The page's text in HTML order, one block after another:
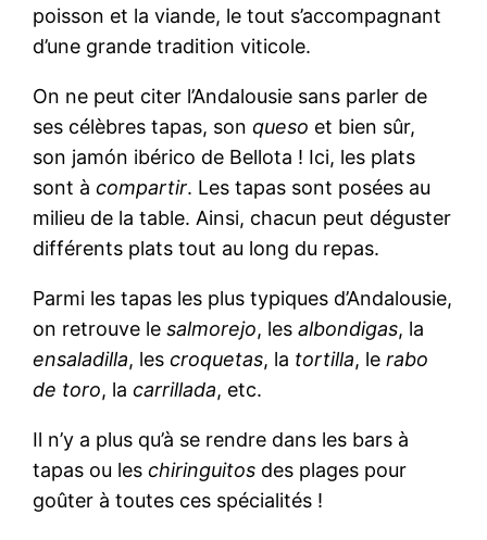
poisson et la viande, le tout s’accompagnant
d’une grande tradition viticole.
On ne peut citer l’Andalousie sans parler de
ses célèbres tapas, sonqueso et bien sûr,
son jamón ibérico de Bellota ! Ici, les plats
sont àcompartir. Les tapas sont posées au
milieu de la table. Ainsi, chacun peut déguster
différents plats tout au long du repas.
Parmi les tapas les plus typiques d’Andalousie,
on retrouve lesalmorejo, lesalbondigas, la
ensaladilla, lescroquetas, la tortilla, lerabo
de toro, lacarrillada, etc.
Il n’y a plus qu’à se rendre dans les bars à
tapas ou leschiringuitos des plages pour
goûter à toutes ces spécialités !